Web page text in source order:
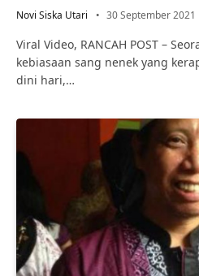
Novi Siska Utari 30 September 2021
Viral Video, RANCAH POST –
kebiasaan sang nenek yang
dini hari,…